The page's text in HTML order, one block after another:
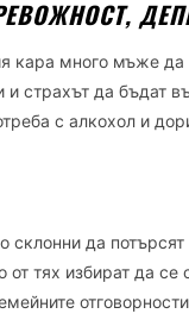
кара много мъже
страхът да бъдат
с алкохол и
да
тях избират да се